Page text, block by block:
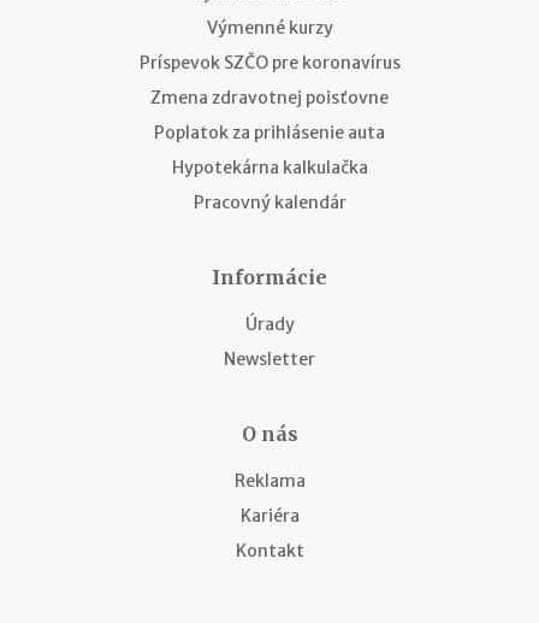
Výmenné kurzy
Príspevok SZČO pre koronavírus
Zmena zdravotnej poisťovne
Poplatok za prihlásenie auta
Hypotekárna kalkulačka
Pracovný kalendár
Informácie
Úrady
Newsletter
O nás
Reklama
Kariéra
Kontakt